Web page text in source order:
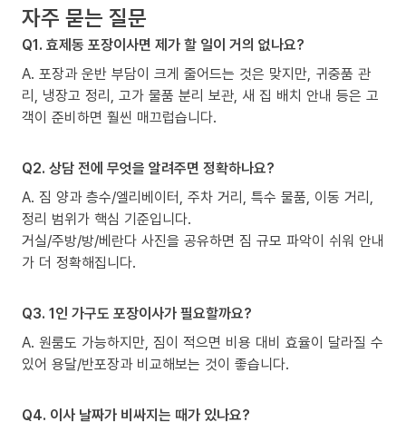
자주 묻는 질문
Q1. 효제동 포장이사면 제가 할 일이 거의 없나요?
A. 포장과 운반 부담이 크게 줄어드는 것은 맞지만, 귀중품 관
리, 냉장고 정리, 고가 물품 분리 보관, 새 집 배치 안내 등은 고
객이 준비하면 훨씬 매끄럽습니다.
Q2. 상담 전에 무엇을 알려주면 정확하나요?
A. 짐 양과 층수/엘리베이터, 주차 거리, 특수 물품, 이동 거리,
정리 범위가 핵심 기준입니다.
거실/주방/방/베란다 사진을 공유하면 짐 규모 파악이 쉬워 안내
가 더 정확해집니다.
Q3. 1인 가구도 포장이사가 필요할까요?
A. 원룸도 가능하지만, 짐이 적으면 비용 대비 효율이 달라질 수
있어 용달/반포장과 비교해보는 것이 좋습니다.
Q4. 이사 날짜가 비싸지는 때가 있나요?